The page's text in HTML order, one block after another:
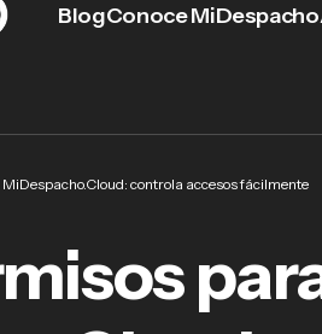
BlogConoce MiDespacho
controla accesos fácilmente